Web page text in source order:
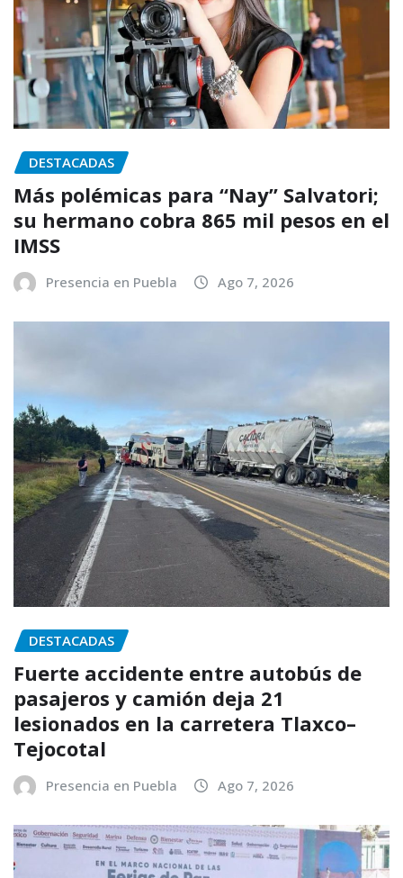
DESTACADAS
Más polémicas para “Nay” Salvatori;
su hermano cobra 865 mil pesos en el
IMSS
Presencia en Puebla Ago 7, 2026
DESTACADAS
Fuerte accidente entre autobús de
pasajeros y camión deja 21
lesionados en la carretera Tlaxco–
Tejocotal
Presencia en Puebla Ago 7, 2026